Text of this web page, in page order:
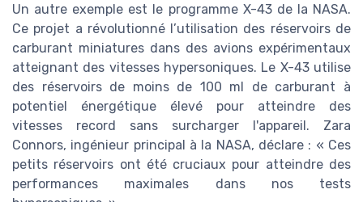
Un autre exemple est le programme X-43 de la NASA.
Ce projet a révolutionné l’utilisation des réservoirs de
carburant miniatures dans des avions expérimentaux
atteignant des vitesses hypersoniques. Le X-43 utilise
des réservoirs de moins de 100 ml de carburant à
potentiel énergétique élevé pour atteindre des
vitesses record sans surcharger l'appareil. Zara
Connors, ingénieur principal à la NASA, déclare : « Ces
petits réservoirs ont été cruciaux pour atteindre des
performances maximales dans nos tests